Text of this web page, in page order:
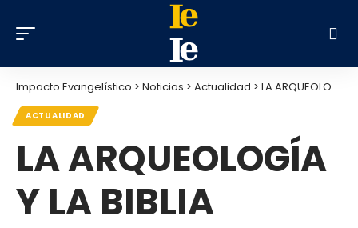
Impacto Evangelístico > Noticias > Actualidad > LA ARQUEOLOGÍA Y LA BIBLIA
ACTUALIDAD
LA ARQUEOLOGÍA
Y LA BIBLIA